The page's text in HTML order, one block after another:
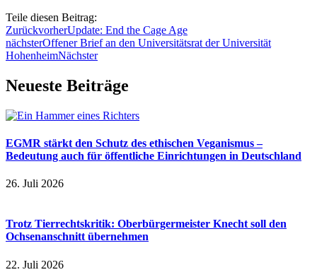
Teile diesen Beitrag:
ZurückvorherUpdate: End the Cage Age
nächsterOffener Brief an den Universitätsrat der Universität
HohenheimNächster
Neueste Beiträge
EGMR stärkt den Schutz des ethischen Veganismus –
Bedeutung auch für öffentliche Einrichtungen in Deutschland
26. Juli 2026
Trotz Tierrechtskritik: Oberbürgermeister Knecht soll den
Ochsenanschnitt übernehmen
22. Juli 2026